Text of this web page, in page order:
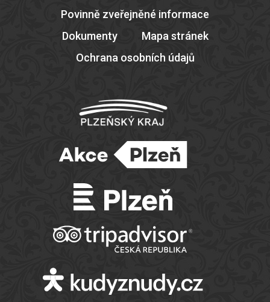
Povinně zveřejněné informace
Dokumenty
Mapa stránek
Ochrana osobních údajů